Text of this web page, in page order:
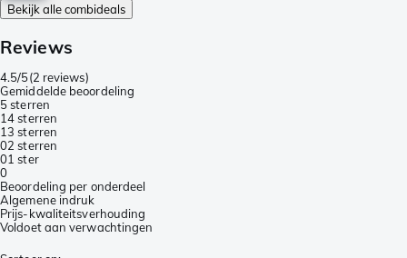
Bekijk alle combideals
Reviews
4.5/5(2 reviews)
Gemiddelde beoordeling
5 sterren
14 sterren
13 sterren
02 sterren
01 ster
0
Beoordeling per onderdeel
Algemene indruk
Prijs-kwaliteitsverhouding
Voldoet aan verwachtingen